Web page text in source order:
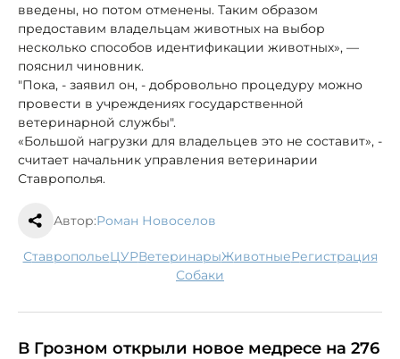
введены, но потом отменены. Таким образом
предоставим владельцам животных на выбор
несколько способов идентификации животных», —
пояснил чиновник.
"Пока, - заявил он, - добровольно процедуру можно
провести в учреждениях государственной
ветеринарной службы".
«Большой нагрузки для владельцев это не составит», -
считает начальник управления ветеринарии
Ставрополья.
Автор:Роман Новоселов
Ставрополье ЦУР ветеринары животные регистрация
собаки
В Грозном открыли новое медресе на 276